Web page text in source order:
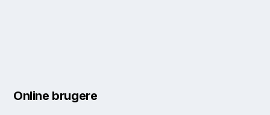
Online brugere